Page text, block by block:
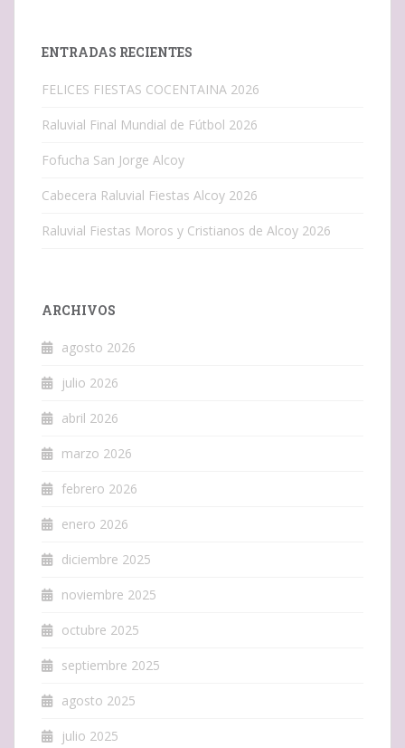
ENTRADAS RECIENTES
FELICES FIESTAS COCENTAINA 2026
Raluvial Final Mundial de Fútbol 2026
Fofucha San Jorge Alcoy
Cabecera Raluvial Fiestas Alcoy 2026
Raluvial Fiestas Moros y Cristianos de Alcoy 2026
ARCHIVOS
agosto 2026
julio 2026
abril 2026
marzo 2026
febrero 2026
enero 2026
diciembre 2025
noviembre 2025
octubre 2025
septiembre 2025
agosto 2025
julio 2025